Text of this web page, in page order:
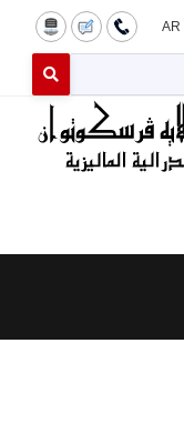
AR
for results.